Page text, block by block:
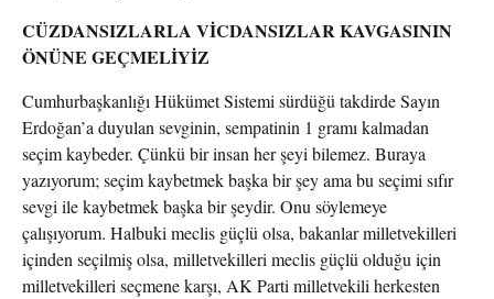
CÜZDANSIZLARLA VİCDANSIZLAR KAVGASININ
ÖNÜNE GEÇMELİYİZ
Cumhurbaşkanlığı Hükümet Sistemi sürdüğü takdirde Sayın
Erdoğan’a duyulan sevginin, sempatinin 1 gramı kalmadan
seçim kaybeder. Çünkü bir insan her şeyi bilemez. Buraya
yazıyorum; seçim kaybetmek başka bir şey ama bu seçimi sıfır
sevgi ile kaybetmek başka bir şeydir. Onu söylemeye
çalışıyorum. Halbuki meclis güçlü olsa, bakanlar milletvekilleri
içinden seçilmiş olsa, milletvekilleri meclis güçlü olduğu için
milletvekilleri seçmene karşı, AK Parti milletvekili herkesten